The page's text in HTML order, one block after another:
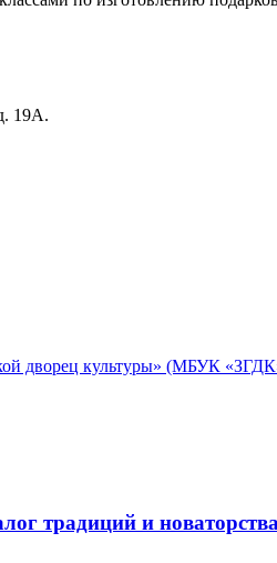
19А.
дворец культуры» (МБУК
традиций и